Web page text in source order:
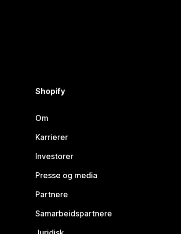
Shopify
Om
Karrierer
Investorer
Presse og media
Partnere
Samarbeidspartnere